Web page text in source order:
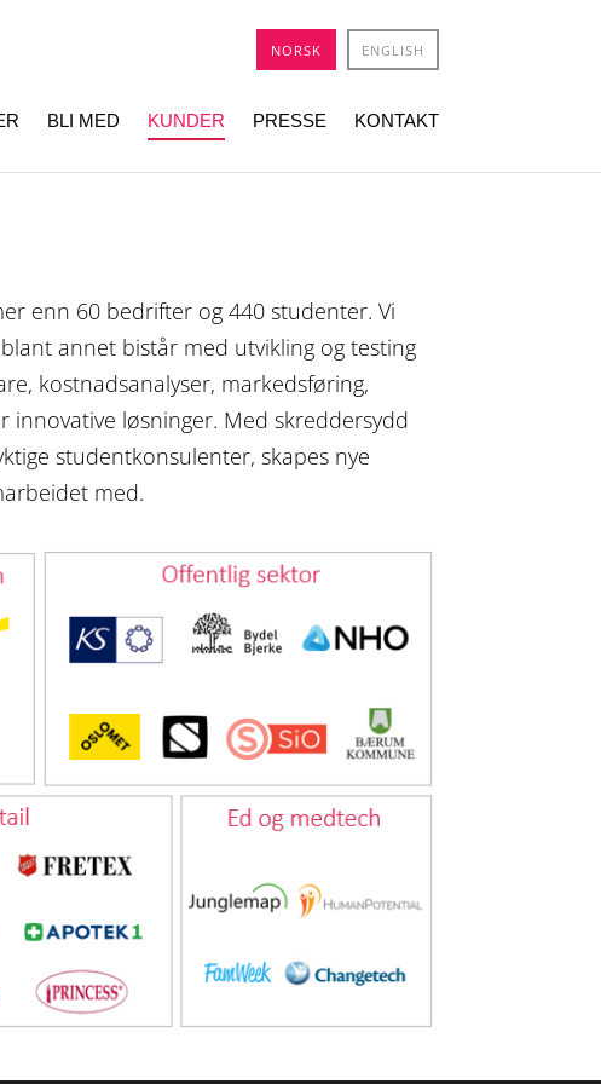
NORSK ENGLISH
BLI MED KUNDER PRESSE KONTAKT
enn 60 bedrifter og 440 studenter. Vi
annet bistår med utvikling og testing
kostnadsanalyser, markedsføring,
innovative løsninger. Med skreddersydd
studentkonsulenter, skapes nye
med.